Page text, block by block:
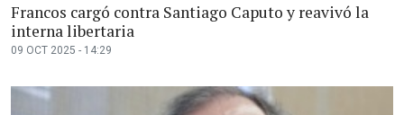
Francos cargó contra Santiago Caputo y reavivó la
interna libertaria
09 OCT 2025 - 14:29